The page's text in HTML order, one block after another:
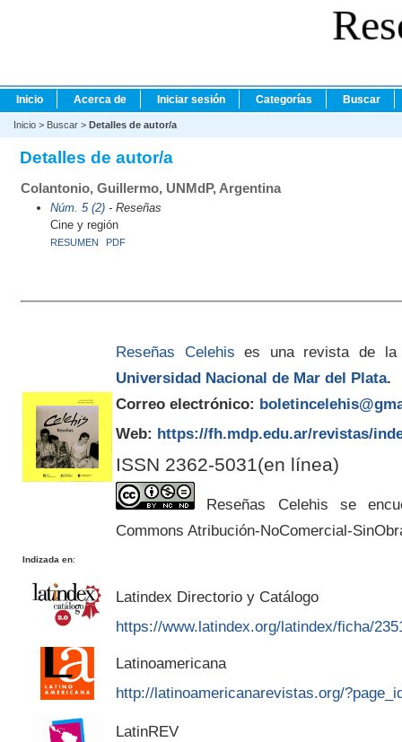
Inicio Acerca de Iniciar sesión Categorías Buscar
Inicio > Buscar > Detalles de autor/a
Detalles de autor/a
Colantonio, Guillermo, UNMdP, Argentina
Núm. 5 (2)- Reseñas
Cine y región
RESUMEN PDF
Reseñas Celehis es una revista de la
Universidad Nacional de Mar del Plata.
Correo electrónico:
Web: https://fh.mdp.edu.ar/revistas/
ISSN 2362-5031(en línea)
Reseñas Celehis se
Commons Atribución-NoComercial-
Indizada en:
Latindex Directorio y Catálogo
https://www.latindex.org/latindex/ficha/
Latinoamericana
http://latinoamericanarevistas.org/
LatinREV